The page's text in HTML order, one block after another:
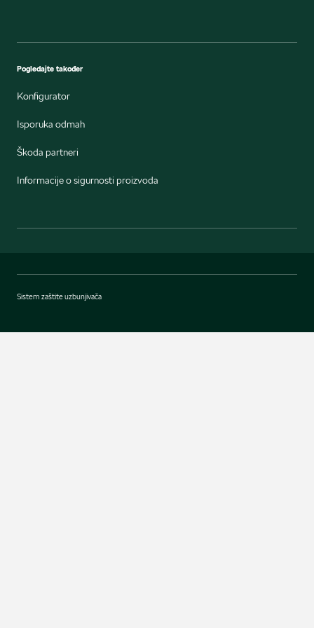
Pogledajte također
Konfigurator
Isporuka odmah
Škoda partneri
Informacije o sigurnosti proizvoda
Sistem zaštite uzbunjivača